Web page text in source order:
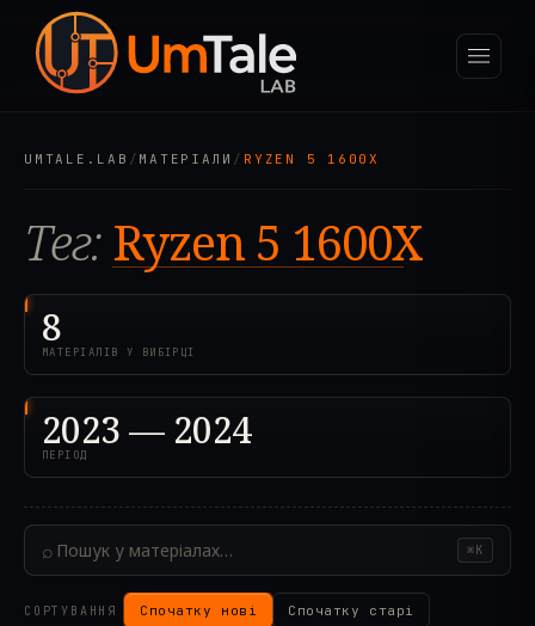
UMTALE.LAB / МАТЕРІАЛИ / RYZEN 5 1600X
Тег: Ryzen 5 1600X
8
МАТЕРІАЛІВ У ВИБІРЦІ
2023 — 2024
ПЕРІОД
⌕ ⌘K
СОРТУВАННЯ Спочатку нові Спочатку старі